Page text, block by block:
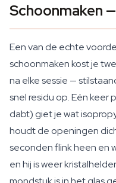
Schoonmaken
Een van de echte
schoonmaken kost je
na elke sessie —
snel residu op. Eén keer
dabt) giet je wat
houdt de openingen
seconden flink heen en
en hij is weer